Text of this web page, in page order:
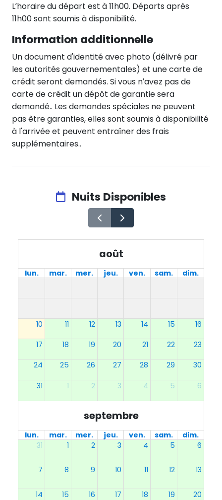
L’horaire du départ est à 11h00. Départs après
11h00 sont soumis à disponibilité.
Information additionnelle
Un document d'identité avec photo (délivré par
les autorités gouvernementales) et une carte de
crédit seront demandés. Si vous n’avez pas de
carte de crédit un dépôt de garantie sera
demandé.. Les demandes spéciales ne peuvent
pas être garanties, elles sont soumis à disponibilité
à l'arrivée et peuvent entraîner des frais
supplémentaires..
Nuits Disponibles
août
lun. mar. mer. jeu. ven. sam. dim.
10 11 12 13 14 15 16
17 18 19 20 21 22 23
24 25 26 27 28 29 30
31 1 2 3 4 5 6
septembre
lun. mar. mer. jeu. ven. sam.
dim.
31
1 2 3 4 5 6
7 8 9 10 11 12 13
14 15 16 17 18 19 20